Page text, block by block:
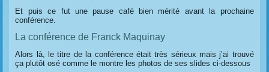
Et puis ce fut une pause café bien mérité avant la prochaine
conférence.
La conférence de Franck Maquinay
Alors là, le titre de la conférence était très sérieux mais j’ai trouvé
ça plutôt osé comme le montre les photos de ses slides ci-dessous